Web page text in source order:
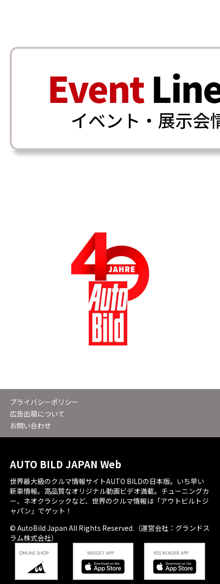
プライバシーポリシー
広告出稿について
お問い合わせ
AUTO BILD JAPAN Web
世界最大級のクルマ情報サイトAUTO BILDの日本版。いち早い
新車情報。高品質なオリジナル動画ビデオ満載。チューニングカ
ー、ネオクラシックなど、世界のクルマ情報は「アウトビルトジ
ャパン」でゲット！
© AutoBild Japan All Rights Reserved.（運営会社：グランドス
ラム株式会社）